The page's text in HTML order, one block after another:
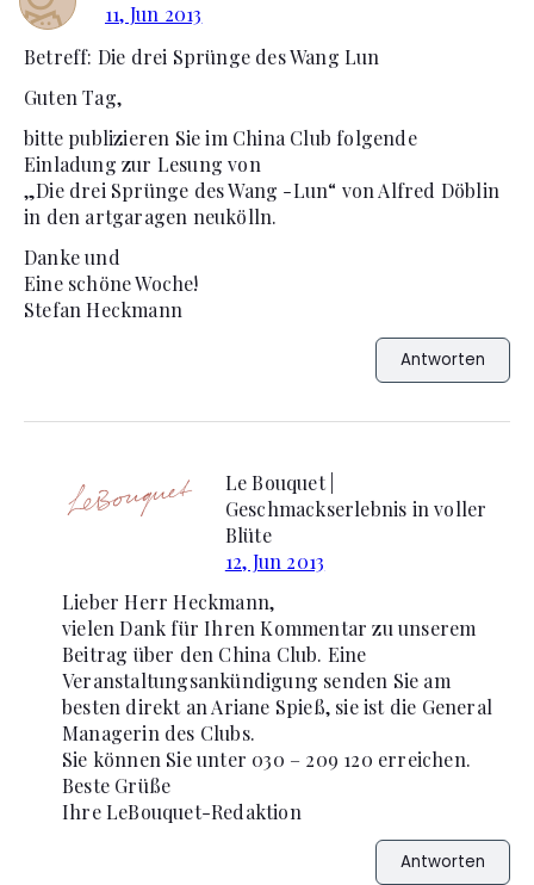
11, Jun 2013
Betreff: Die drei Sprünge des Wang Lun
Guten Tag,
bitte publizieren Sie im China Club folgende
Einladung zur Lesung von
„Die drei Sprünge des Wang -Lun“ von Alfred Döblin
in den artgaragen neukölln.
Danke und
Eine schöne Woche!
Stefan Heckmann
Antworten
Le Bouquet |
Geschmackserlebnis in voller
Blüte
12, Jun 2013
Lieber Herr Heckmann,
vielen Dank für Ihren Kommentar zu unserem
Beitrag über den China Club. Eine
Veranstaltungsankündigung senden Sie am
besten direkt an Ariane Spieß, sie ist die General
Managerin des Clubs.
Sie können Sie unter 030 – 209 120 erreichen.
Beste Grüße
Ihre LeBouquet-Redaktion
Antworten